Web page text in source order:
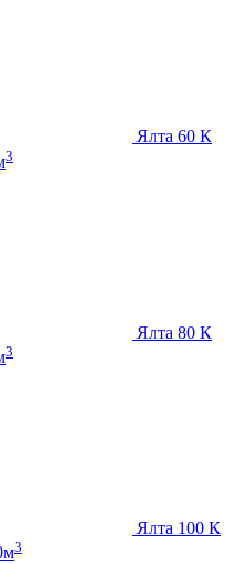
Ялта 60 К
3
Ялта 80 К
3
Ялта 100 К
3